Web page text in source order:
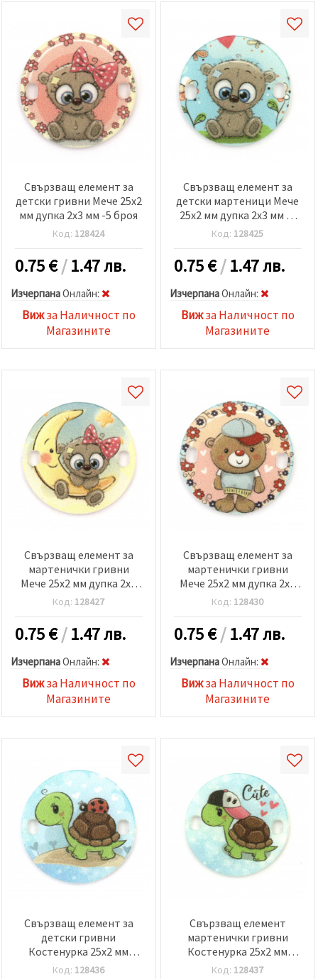
Свързващ елемент за
детски гривни Мече 25x2
мм дупка 2x3 мм -5 броя
Код: 128424
0.75€/1.47 лв.
ИзчерпанаOнлайн:
Вижза Наличност по
Магазините
Свързващ елемент за
детски мартеници Мече
25x2 мм дупка 2x3 мм -5
броя
Код: 128425
0.75€/1.47 лв.
ИзчерпанаOнлайн:
Вижза Наличност по
Магазините
Свързващ елемент за
мартенички гривни
Мече 25x2 мм дупка 2x3
мм -5 броя
Код: 128427
0.75€/1.47 лв.
ИзчерпанаOнлайн:
Вижза Наличност по
Магазините
Свързващ елемент за
мартенички гривни
Мече 25x2 мм дупка 2x3
мм -5 броя
Код: 128430
0.75€/1.47 лв.
ИзчерпанаOнлайн:
Вижза Наличност по
Магазините
Свързващ елемент за
детски гривни
Костенурка 25x2 мм
дупка 2x3 мм -5 броя
Код: 128436
Свързващ елемент
мартенички гривни
Костенурка 25x2 мм
дупка 2x3 мм -5 броя
Код: 128437